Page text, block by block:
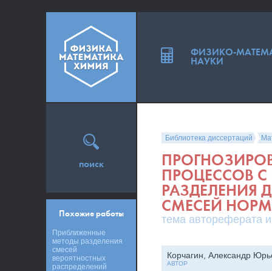
Библиотека диссертаций
ПРОЦЕССОВ
РАЗДЕЛЕНИЯ
СМЕСЕЙ
тема автореферата
Корчагин, Александр
АВТОР
поиск
Похожие работы
Приближенные
методы разделения
смесей
вероятностных
распределений
ФИЗИКО-
НАУКИ